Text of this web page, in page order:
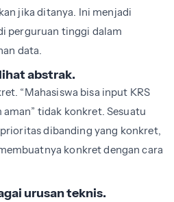
jika ditanya. Ini menjadi
perguruan tinggi dalam
data.
abstrak.
“Mahasiswa bisa input KRS
tidak konkret. Sesuatu
dibanding yang konkret,
konkret dengan cara
urusan teknis.